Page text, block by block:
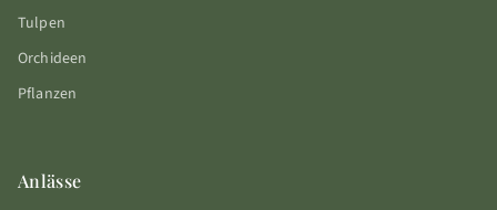
Tulpen
Orchideen
Pflanzen
Anlässe